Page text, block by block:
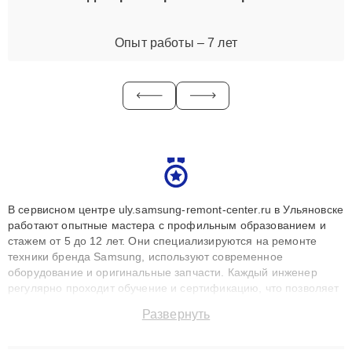
Опыт работы – 7 лет
В сервисном центре uly.samsung-remont-center.ru в Ульяновске
работают опытные мастера с профильным образованием и
стажем от 5 до 12 лет. Они специализируются на ремонте
техники бренда Samsung, используют современное
оборудование и оригинальные запчасти. Каждый инженер
регулярно проходит обучение и сертификацию, что позволяет
технику с сохранением гарантии до 3 лет. Наши мастера
Развернуть